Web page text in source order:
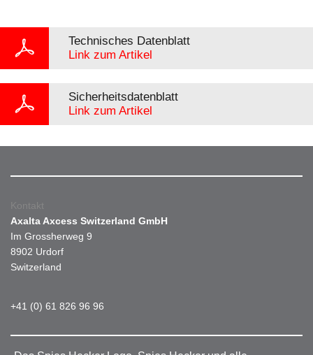
Technisches Datenblatt
Link zum Artikel
Sicherheitsdatenblatt
Link zum Artikel
Kontakt
Axalta Axcess Switzerland GmbH
Im Grossherweg 9
8902 Urdorf
Switzerland
+41 (0) 61 826 96 96